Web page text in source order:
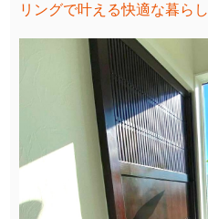
リングで叶える快適な暮らし